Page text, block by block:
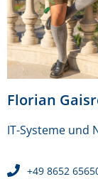
Florian
IT-Systeme und
+49 8652